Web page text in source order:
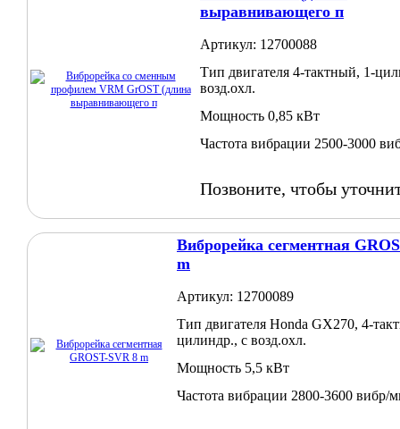
выравнивающего п
Артикул: 12700088
Тип двигателя 4-тактный, 1-
возд.охл.
Мощность 0,85 кВт
Частота вибрации 2500-3000
Позвоните, чтобы
Виброрейка сегментная
m
Артикул: 12700089
Тип двигателя Honda GX270, 4-
цилиндр., с возд.охл.
Мощность 5,5 кВт
Частота вибрации 2800-3600 вибр/